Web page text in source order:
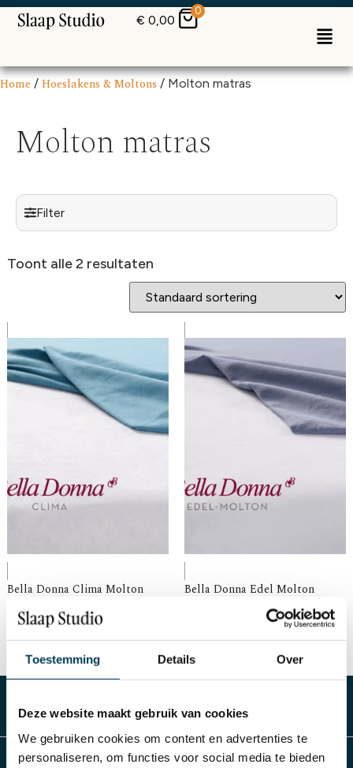
Toestemming Details Over
Deze website maakt gebruik van cookies
We gebruiken cookies om content en advertenties te
personaliseren, om functies voor social media te bieden
€ 0,00
0
Home / Hoeslakens & Moltons / Molton matras
Molton matras
Filter
Toont alle 2 resultaten
Bella Donna Clima Molton
59,95 - 139,00
Bella Donna Edel Molton
139,00